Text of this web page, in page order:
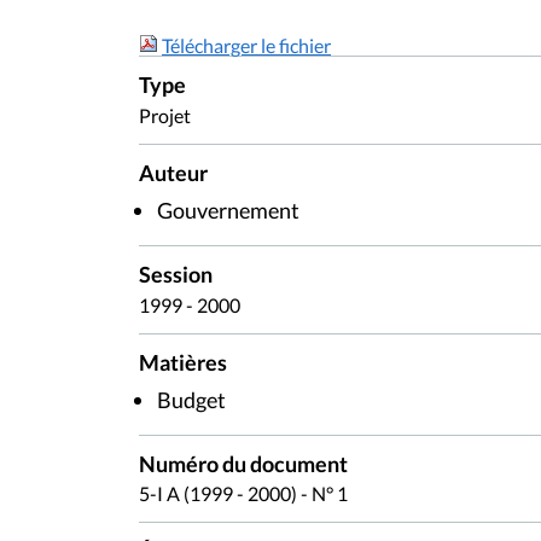
Télécharger le fichier
Type
Projet
Auteur
Gouvernement
Session
1999 - 2000
Matières
Budget
Numéro du document
5-I A (1999 - 2000) - N° 1